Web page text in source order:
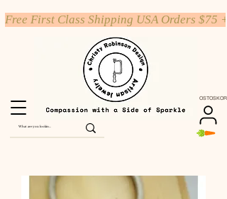
OSTOSKORI
Free First Class Shipping USA Orders $75 +